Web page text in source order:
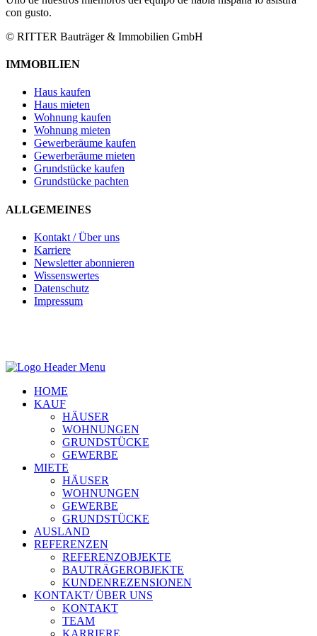
con gusto.
© RITTER Bauträger & Immobilien GmbH
IMMOBILIEN
Haus kaufen
Haus mieten
Wohnung kaufen
Wohnung mieten
Gewerberäume kaufen
Gewerberäume mieten
Grundstücke kaufen
Grundstücke pachten
ALLGEMEINES
Kontakt / Über uns
Karriere
Newsletter abonnieren
Wissenswertes
Datenschutz
Impressum
HOME
KAUF
HÄUSER
WOHNUNGEN
GRUNDSTÜCKE
GEWERBE
MIETE
HÄUSER
WOHNUNGEN
GEWERBE
GRUNDSTÜCKE
AUSLAND
REFERENZEN
REFERENZOBJEKTE
BAUTRÄGEROBJEKTE
KUNDENREZENSIONEN
KONTAKT/ ÜBER UNS
KONTAKT
TEAM
KARRIERE